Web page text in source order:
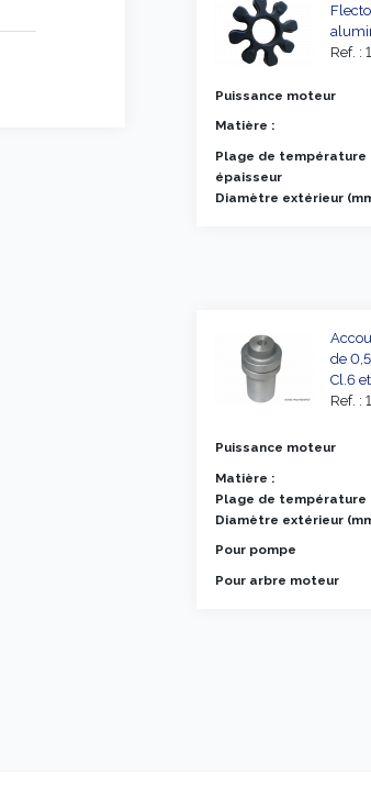
Ref. :
Puissance moteur
Matière :
Plage de température
épaisseur
Diamètre extérieur
de
Cl.6
Ref. :
Puissance moteur
Matière :
Plage de température
Diamètre extérieur
Pour pompe
Pour arbre moteur